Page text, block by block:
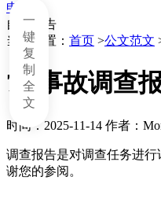
申请书
自查报告
当前位置： 首页 >公文范文
7.8事故调查
时间：2025-11-14 作者：
调查报告是对调查任务进
谢您的参阅。
一
键
复
制
全
文